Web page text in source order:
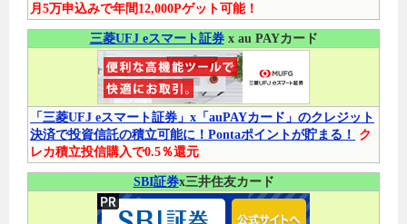
月5万申込みで年間12,000Pゲット可能！
三菱UFJ eスマート証券x au PAYカード
「三菱UFJ eスマート証券」x「auPAYカード」のクレジット
決済で投資信託の積立可能に！Pontaポイントが貯まる！
ク
レカ積立投信購入で0.5％還元
SBI証券x三井住友カード